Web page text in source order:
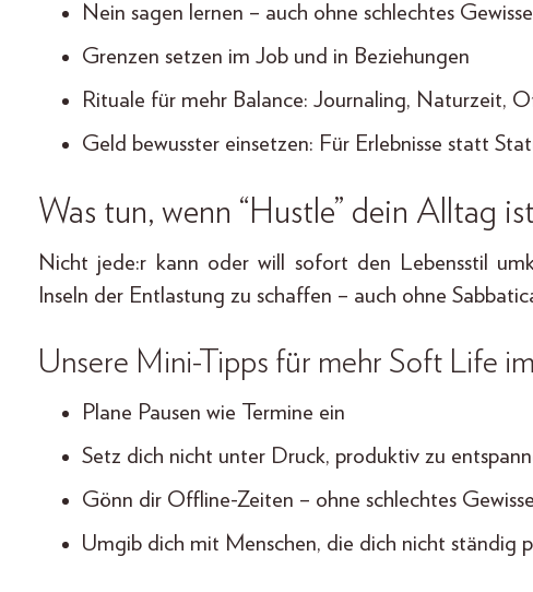
Nein sagen lernen – auch ohne schlechtes
Grenzen setzen im Job und in Beziehungen
Rituale für mehr Balance: Journaling, Naturzeit,
Geld bewusster einsetzen: Für Erlebnisse statt
Was tun, wenn “Hustle” dein Alltag
Nicht jede:r kann oder will sofort den Lebensstil
Inseln der Entlastung zu schaffen – auch ohne
Unsere Mini-Tipps für mehr Soft Life
Plane Pausen wie Termine ein
Setz dich nicht unter Druck, produktiv zu
Gönn dir Offline-Zeiten – ohne schlechtes
Umgib dich mit Menschen, die dich nicht ständig